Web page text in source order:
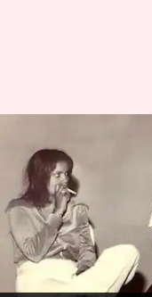
जीनत
का पिटारा,
साझा की
लेखन दीक्षा शर्मा May 14,
क्या है खबर?